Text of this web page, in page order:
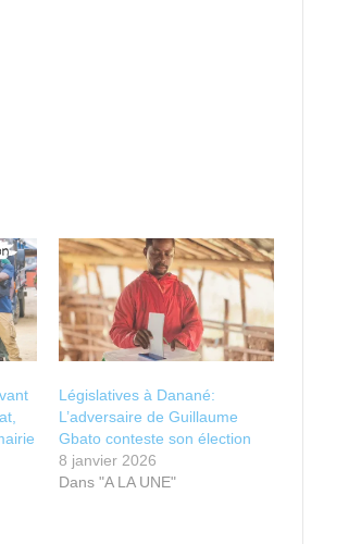
Législatives à Danané:
L’adversaire de Guillaume
Gbato conteste son élection
8 janvier 2026
Dans "A LA UNE"